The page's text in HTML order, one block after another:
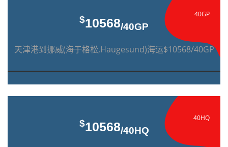
40GP
$10568/40GP
天津港到挪威(海于格松,Haugesund)海运$10568/40GP
40HQ
$10568/40HQ